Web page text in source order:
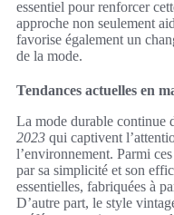
essentiel pour renforcer
approche non seulement
favorise également un
de la mode.
Tendances actuelles en
La mode durable continue
2023 qui captivent
l’environnement. Parmi
par sa simplicité et son
essentielles, fabriquées à
D’autre part, le style